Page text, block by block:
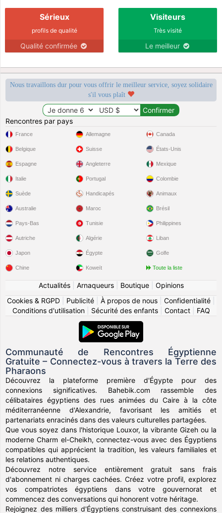
Sérieux
profils de qualité
Qualité confirmée
Visiteurs
Très visité
Le meilleur
Nous travaillons dur pour vous offrir le meilleur service, soyez solidaire
s'il vous plaît
Rencontres par pays
France
Belgique
Espagne
Italie
Suède
Allemagne
Suisse
Angleterre
Portugal
Handicapés
Canada
États-Unis
Mexique
Colombie
Animaux
Australie
Pays-Bas
Autriche
Japon
Chine
Maroc
Tunisie
Algérie
Égypte
Koweït
Brésil
Philippines
Liban
Golfe
Toute la liste
Actualités| Arnaqueurs| Boutique| Opinions
Cookies & RGPD
Publicité À propos de nous Confidentialité
Conditions d'utilisation| Sécurité des enfants| Contact| FAQ
Communauté de Rencontres Égyptienne
Gratuite – Connectez-vous à travers la Terre des
Pharaons
Découvrez la plateforme première d'Égypte pour des
connexions significatives. Bahebik.com rassemble des
célibataires égyptiens des rues animées du Caire à la côte
méditerranéenne d'Alexandrie, favorisant les amitiés et
partenariats enracinés dans des valeurs culturelles partagées.
Que vous soyez dans l'historique Louxor, la vibrante Gizeh ou la
moderne Charm el-Cheikh, connectez-vous avec des Égyptiens
compatibles qui apprécient la tradition, les valeurs familiales et
les relations authentiques.
Découvrez notre service entièrement gratuit sans frais
d'abonnement ni charges cachées. Créez votre profil, explorez
vos compatriotes égyptiens dans votre gouvernorat et
commencez des conversations qui honorent votre héritage.
Rejoignez des milliers d'Égyptiens construisant des connexions